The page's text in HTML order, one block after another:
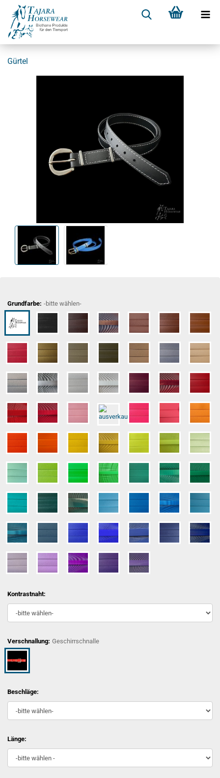
Gürtel
Grundfarbe: -bitte wählen-
Kontrastnaht:
Verschnallung: Geschirrschnalle
Beschläge:
Länge: